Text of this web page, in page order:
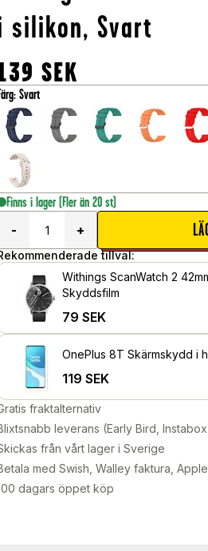
silikon, Svart
SEK
:Svart
Finns i lager (Fler än 20 st)
-
+
tillval:
Withings ScanWatch 2
Skyddsfilm
79 SEK
OnePlus 8T Skärmskydd i
119 SEK
fraktalternativ
leverans (Early Bird,
från vårt lager i Sverige
med Swish, Walley faktura,
dagars öppet köp